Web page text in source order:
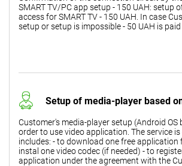
SMART TV/PC app setup - 150 UAH: setup
access for SMART TV - 150 UAH. In case
setup or setup is impossible - 50 UAH is paid
Setup of media-player based
Customer's media-player setup (Android OS
order to use video application. The service
includes: - to download one free application
instal one video codec (if needed) - to
application under the agreement with the